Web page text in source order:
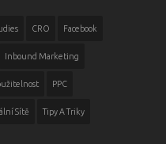
CRO Facebook
Inbound Marketing
PPC
Sítě Tipy A Triky